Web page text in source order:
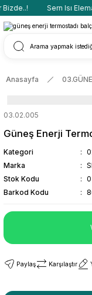
Sern Isı
Anasayfa
03.02.005
Güneş Enerji
Kategori
Marka
Stok Kodu
Barkod Kodu
Paylaş Karşılaştır